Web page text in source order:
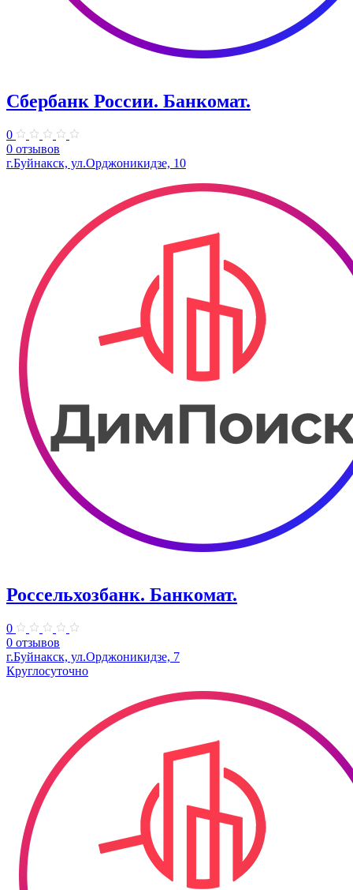
Сбербанк России. Банкомат.
0
0 отзывов
г.Буйнакск, ул.Орджоникидзе, 10
Россельхозбанк. Банкомат.
0
0 отзывов
г.Буйнакск, ул.Орджоникидзе, 7
Круглосуточно